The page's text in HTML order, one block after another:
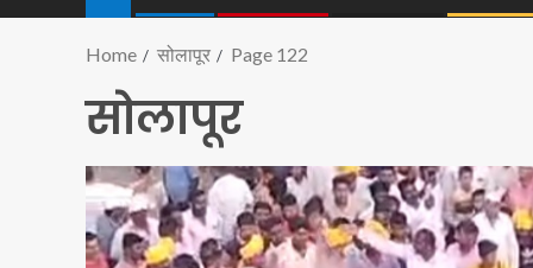
Home सोलापूर Page 122
सोलापूर